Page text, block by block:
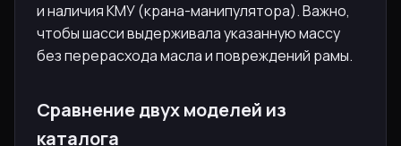
и наличия КМУ (крана-манипулятора). Важно,
чтобы шасси выдерживала указанную массу
без перерасхода масла и повреждений рамы.
Сравнение двух моделей из
каталога